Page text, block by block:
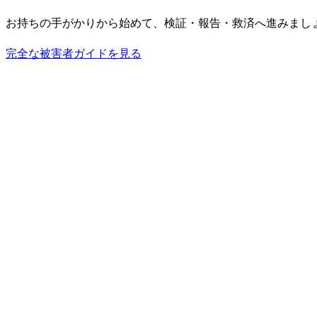
お持ちの手がかりから始めて、検証・報告・救済へ進みまし
完全な被害者ガイドを見る